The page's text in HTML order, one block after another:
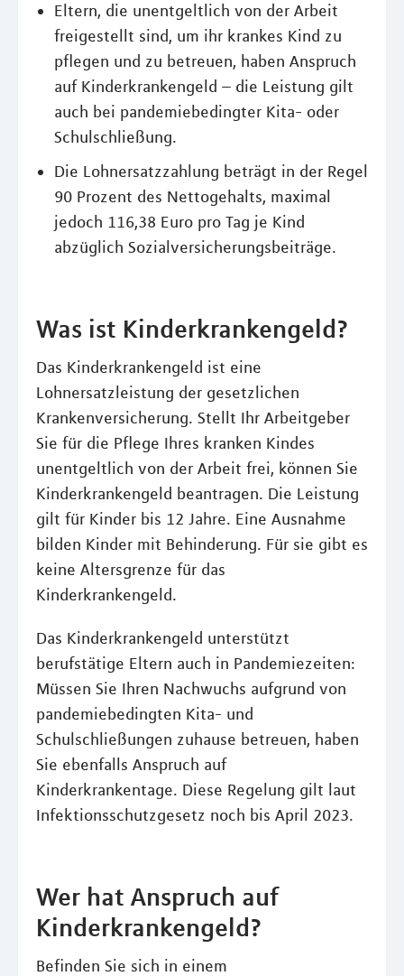
Eltern, die unentgeltlich von der Arbeit
freigestellt sind, um ihr krankes Kind zu
pflegen und zu betreuen, haben Anspruch
auf Kinderkrankengeld – die Leistung gilt
auch bei pandemiebedingter Kita- oder
Schulschließung.
Die Lohnersatzzahlung beträgt in der Regel
90 Prozent des Nettogehalts, maximal
jedoch 116,38 Euro pro Tag je Kind
abzüglich Sozialversicherungsbeiträge.
Was ist Kinderkrankengeld?
Das Kinderkrankengeld ist eine
Lohnersatzleistung der gesetzlichen
Krankenversicherung. Stellt Ihr Arbeitgeber
Sie für die Pflege Ihres kranken Kindes
unentgeltlich von der Arbeit frei, können Sie
Kinderkrankengeld beantragen. Die Leistung
gilt für Kinder bis 12 Jahre. Eine Ausnahme
bilden Kinder mit Behinderung. Für sie gibt es
keine Altersgrenze für das
Kinderkrankengeld.
Das Kinderkrankengeld unterstützt
berufstätige Eltern auch in Pandemiezeiten:
Müssen Sie Ihren Nachwuchs aufgrund von
pandemiebedingten Kita- und
Schulschließungen zuhause betreuen, haben
Sie ebenfalls Anspruch auf
Kinderkrankentage. Diese Regelung gilt laut
Infektionsschutzgesetz noch bis April 2023.
Wer hat Anspruch auf
Kinderkrankengeld?
Befinden Sie sich in einem